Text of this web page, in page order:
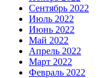
Сентябрь 2022
Июль 2022
Июнь 2022
Май 2022
Апрель 2022
Март 2022
Февраль 2022